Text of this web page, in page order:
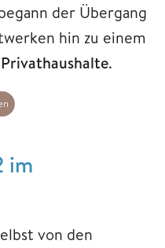
der Übergang
hin zu einem
.
im
von den